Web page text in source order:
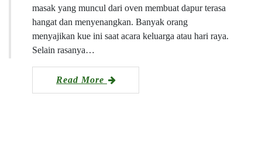
masak yang muncul dari oven membuat dapur terasa
hangat dan menyenangkan. Banyak orang
menyajikan kue ini saat acara keluarga atau hari raya.
Selain rasanya…
Read More